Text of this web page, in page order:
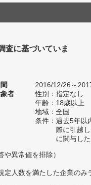
査に基づいていま
2016/12/26～
者
性別：指定なし
年齢：18歳以上
地域：全国
条件：過去5年以
際に引越
に関与した
異常値を排除）
人数を満たした企業のみ